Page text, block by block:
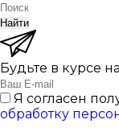
Найти
Будьте в курсе
Я согласен
обработку